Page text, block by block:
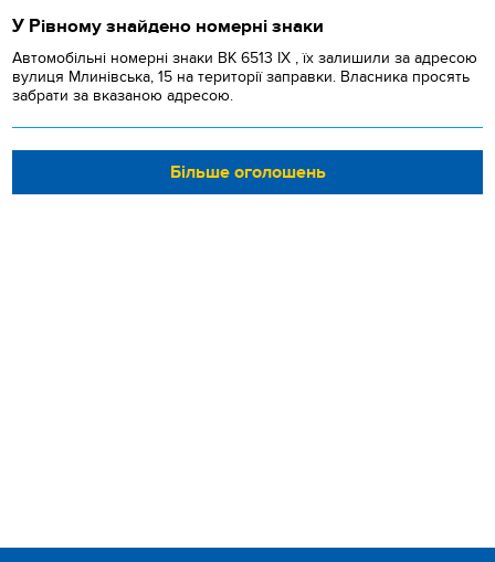
У Рівному знайдено номерні знаки
Автомобільні номерні знаки BK 6513 IX , їх залишили за адресою
вулиця Млинівська, 15 на території заправки. Власника просять
забрати за вказаною адресою.
Більше оголошень